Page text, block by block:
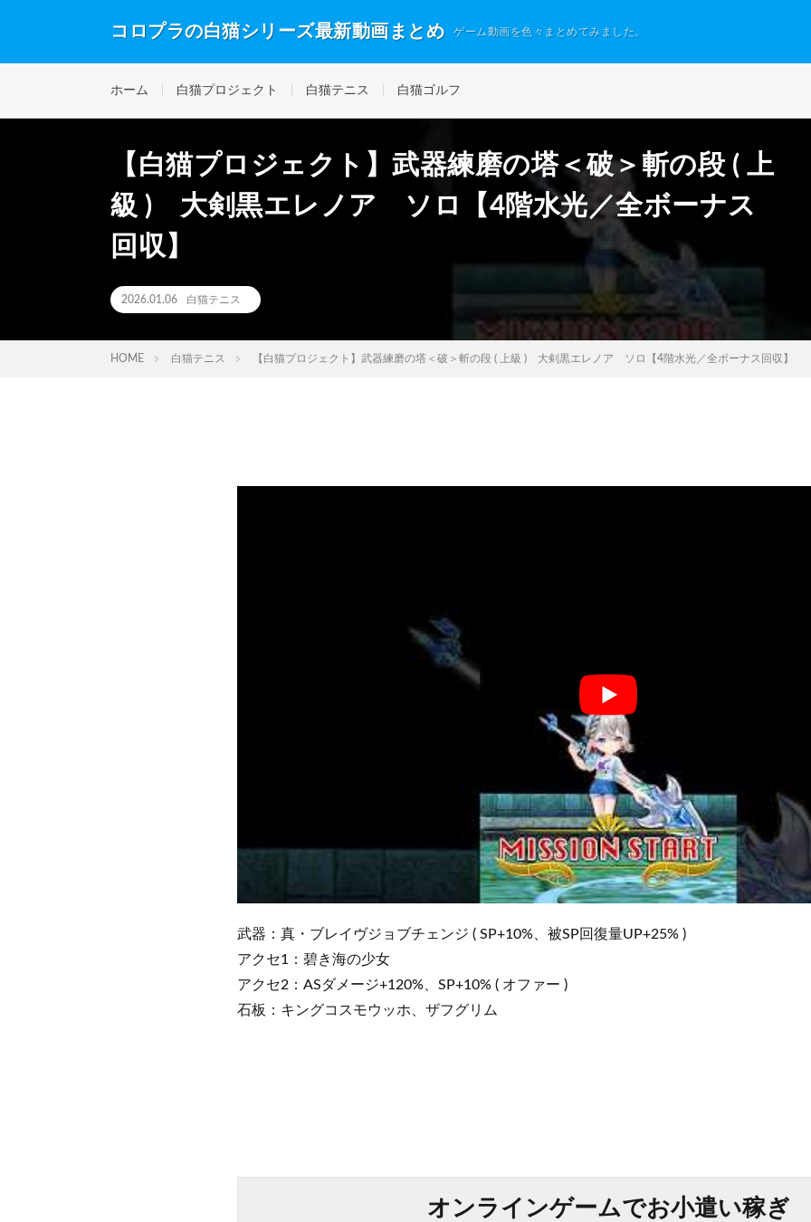
コロプラの白猫シリーズ最新動画まとめ ゲーム動画を色々まとめてみました。
ホーム 白猫プロジェクト 白猫テニス 白猫ゴルフ
【白猫プロジェクト】武器練磨の塔＜破＞斬の段 ( 上
級 ) 大剣黒エレノア ソロ【4階水光／全ボーナス
回収】
2026.01.06 白猫テニス
HOME 白猫テニス 【白猫プロジェクト】武器練磨の塔＜破＞斬の段 ( 上級 ) 大剣黒エレノア ソロ【4階水光／全ボーナス回収】
武器：真・ブレイヴジョブチェンジ ( SP+10%、被SP回復量UP+25% )
アクセ1：碧き海の少女
アクセ2：ASダメージ+120%、SP+10% ( オファー )
石板：キングコスモウッホ、ザフグリム
オンラインゲームでお小遣い稼ぎ